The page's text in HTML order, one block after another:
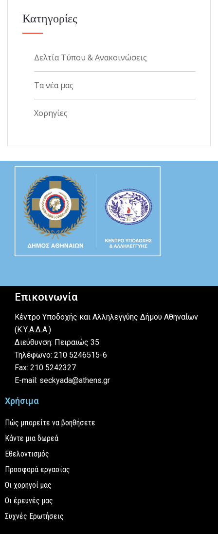
Κατηγορίες
Δελτία Τύπου & Ανακοινώσεις
Τα νέα μας
Χορηγίες
Επικοινωνία
Κέντρο Υποδοχής και Αλληλεγγύης Δήμου Αθηναίων
(Κ.Υ.Α.Δ.Α.)
Διεύθυνση: Πειραιώς 35
Τηλέφωνο: 210 5246515-6
Fax: 210 5242327
E-mail: seckyada@athens.gr
Χρήσιμα
Πώς μπορείτε να βοηθήσετε
Κάντε μια δωρεά
Εθελοντισμός
Προσφορά εργασίας
Οι χορηγοί μας
Οι έρευνές μας
Συχνές Ερωτήσεις